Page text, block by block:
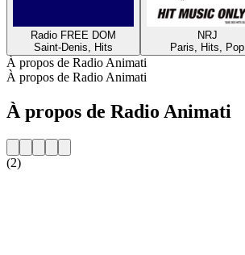
Radio FREE DOM
Saint-Denis, Hits
NRJ
Paris, Hits, Pop
À propos de Radio Animati
À propos de Radio Animati
À propos de Radio Animati
(2)